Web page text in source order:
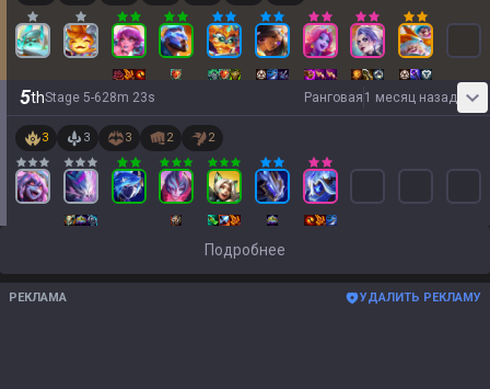
5thStage 5-628m 23s Ранговая 1 месяц назад
3 3 3 2 2
Подробнее
РЕКЛАМА УДАЛИТЬ РЕКЛАМУ